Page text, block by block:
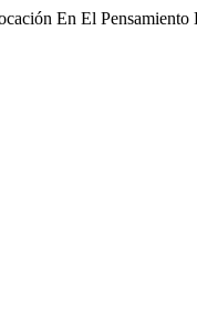
En El Pensamiento